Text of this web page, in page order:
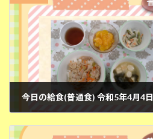
今日の給食(普通食) 令和5年4月4日